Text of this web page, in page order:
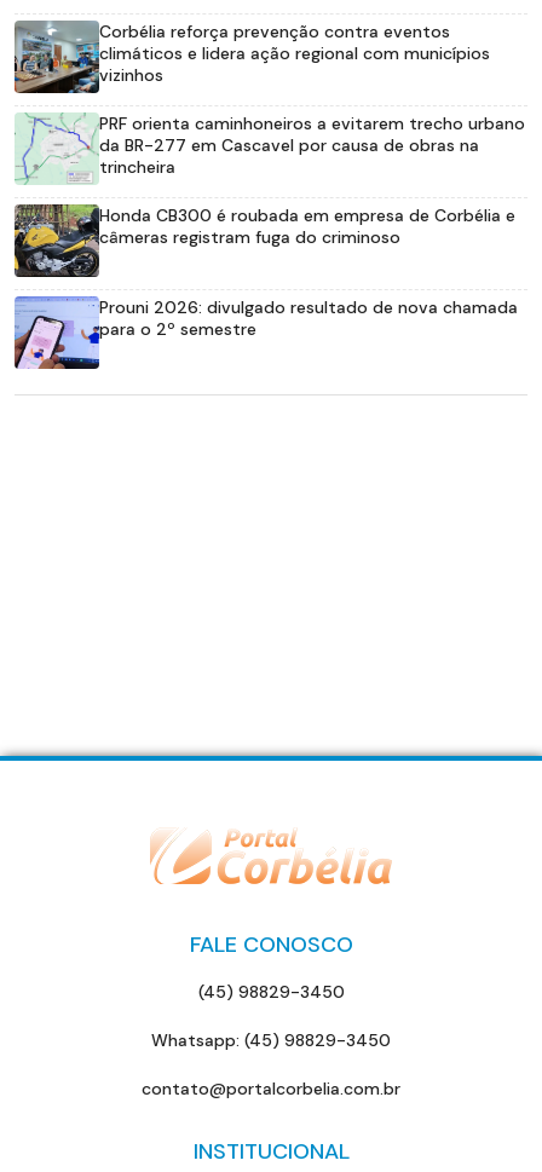
Corbélia reforça prevenção contra eventos
climáticos e lidera ação regional com municípios
vizinhos
PRF orienta caminhoneiros a evitarem trecho urbano
da BR-277 em Cascavel por causa de obras na
trincheira
Honda CB300 é roubada em empresa de Corbélia e
câmeras registram fuga do criminoso
Prouni 2026: divulgado resultado de nova chamada
para o 2º semestre
FALE CONOSCO
(45) 98829-3450
Whatsapp: (45) 98829-3450
contato@portalcorbelia.com.br
INSTITUCIONAL